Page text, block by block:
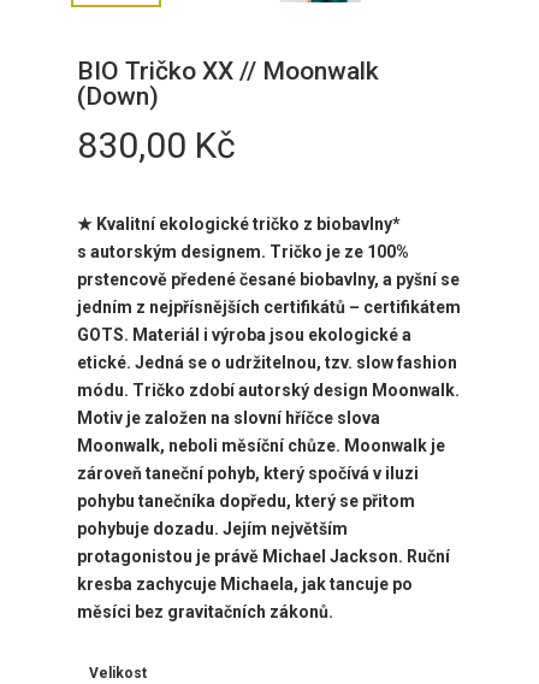
BIO Tričko XX // Moonwalk
(Down)
830,00 Kč
★ Kvalitní ekologické tričko z biobavlny*
s autorským designem. Tričko je ze 100%
prstencově předené česané biobavlny, a pyšní se
jedním z nejpřísnějších certifikátů – certifikátem
GOTS. Materiál i výroba jsou ekologické a
etické. Jedná se o udržitelnou, tzv. slow fashion
módu. Tričko zdobíautorský design Moonwalk.
Motiv je založen na slovní hříčce slova
Moonwalk, neboli měsíční chůze. Moonwalk je
zároveň taneční pohyb, který spočívá v iluzi
pohybu tanečníka dopředu, který se přitom
pohybuje dozadu. Jejím největším
protagonistou je právě Michael Jackson. Ruční
kresba zachycuje Michaela, jak tancuje po
měsíci bez gravitačních zákonů.
Velikost